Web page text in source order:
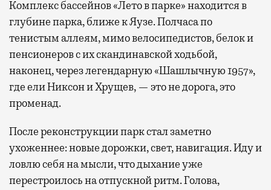
Комплекс бассейнов «Лето в парке» находится в
глубине парка, ближе к Яузе. Полчаса по
тенистым аллеям, мимо велосипедистов, белок и
пенсионеров с их скандинавской ходьбой,
наконец, через легендарную «Шашлычную 1957»,
где ели Никсон и Хрущев, — это не дорога, это
променад.
После реконструкции парк стал заметно
ухоженнее: новые дорожки, свет, навигация. Иду и
ловлю себя на мысли, что дыхание уже
перестроилось на отпускной ритм. Голова,